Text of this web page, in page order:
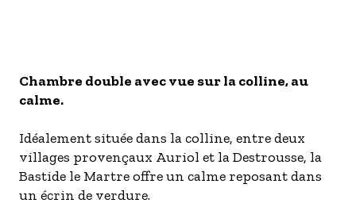
- Les restaurants
LES OFFRES MYPROVENCE
S'inscrire à nos newsletters
Chambre double avec vue sur la colline, au
calme.
Idéalement située dans la colline, entre deux
villages provençaux Auriol et la Destrousse, la
Bastide le Martre offre un calme reposant dans
un écrin de verdure.